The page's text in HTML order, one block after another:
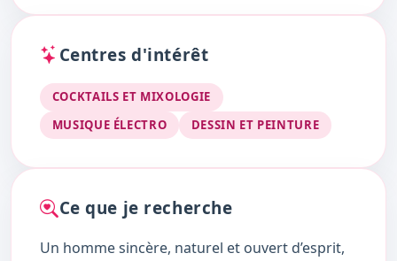
Centres d'intérêt
COCKTAILS ET MIXOLOGIE
MUSIQUE ÉLECTRO
DESSIN ET PEINTURE
Ce que je recherche
Un homme sincère, naturel et ouvert d’esprit,